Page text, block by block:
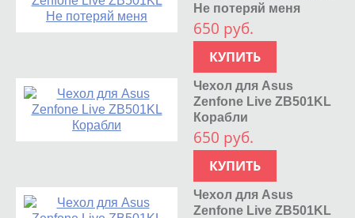
Не потеряй меня
650 руб.
КУПИТЬ
Чехол для Asus
Zenfone Live ZB501KL
Корабли
650 руб.
КУПИТЬ
Чехол для Asus
Zenfone Live ZB501KL